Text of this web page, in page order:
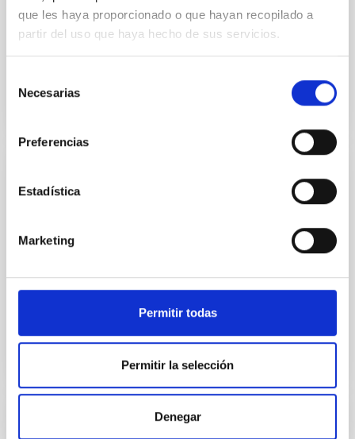
que les haya proporcionado o que hayan recopilado a
partir del uso que haya hecho de sus servicios.
Necesarias
Preferencias
Estadística
Marketing
Permitir todas
Permitir la selección
Denegar
saturated-supersaturated boundary but a decline
beyond...
Teegarden's star is a late-type M-dwarf planet host,
this paper we present an extensive...